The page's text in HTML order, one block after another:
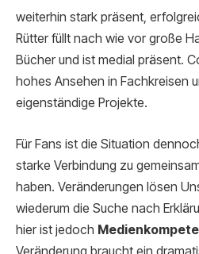
weiterhin stark präsent,
Rütter füllt nach wie vor große
Bücher und ist medial präsent.
hohes Ansehen in Fachkreisen
eigenständige Projekte.
Für Fans ist die Situation
starke Verbindung zu
haben. Veränderungen lösen
wiederum die Suche nach
hier ist jedoch